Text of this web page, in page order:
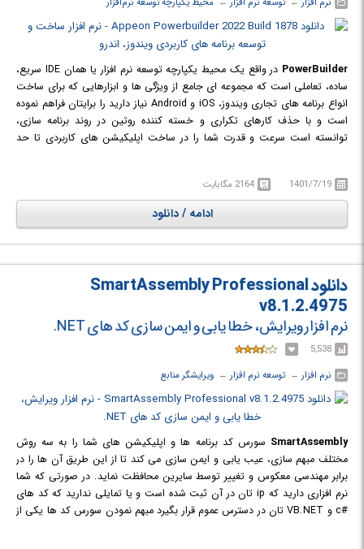
سیستم‌های اتوماسیون صنعتی که در مراکز آموزشی فنی و حرفه‌ای صورت
می‌پذیرد بر پایه‌ی همین سخت‌افزارهای شرکت زیمنس است.
PowerBuilder
در واقع یک محیط یکپارچه توسعه نرم افزار یا همان IDE سریع،
ساده، تعاملی است که مجموعه ای جامع از ویژگی ها و ابزارهایی که برای ساخت
انواع برنامه های تجاری ویندوز، iOS و Android نیاز دارید را برایتان فراهم نموده
است و با حذف کارهای تکراری و خسته کننده روتین در روند برنامه سازی،
توانسته است سرعت و قدرت شما را در ساخت اپلیکیشن های کاربردی تا حد
نویسی native client و از C# به‌عنوان زبان برنامه نویسی سرور استفاده می کند و
همچنین برای برنامه نویسی سمت سرور از .NET Core پشتیبانی می کند. در انتها
می توان بطور خلاصه این گونه بیان نمود که Powerbuilder محصولی قدرتمند از
سیستم عامل های ویندوز، ios و اندروید به شما کمک می کند.
1401/7/19 2164 مگابایت
ادامه / دانلود
دانلود SmartAssembly Professional
v8.1.2.4975
نرم افزار ویرایش، خطا یابی و ایمن سازی کد های NET.
5,538
نرم افزار ← ‏توسعه نرم افزار ← ‏ ویرایشگر منابع
SmartAssembly سورس کد برنامه ها و اپلیکیشن های شما را به سه روش
مختلف مبهم سازی، عیب یابی و ایمن سازی می کند تا از این طریق آن ها را در
برابر مهندسی معکوس و تغییر توسط سایرین محافظت نماید. در صورتی که شما
نرم افزاری دارید که ip تان در آن ثبت شده است و یا تمایلی ندارید که کد های
#c و VB.NET تان در دسترس عموم قرار بگیرد مبهم نمودن سورس کد ها یکی از